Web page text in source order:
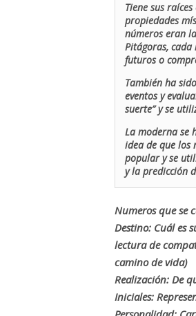
Tiene sus
propiedades
números eran
Pitágoras,
futuros o
También ha
eventos y
suerte” y se
La moderna se
idea de que los
popular y se
y la predicción
Numeros que se
Destino: Cuál es
lectura de
camino de vida)
Realización: De
Iniciales: